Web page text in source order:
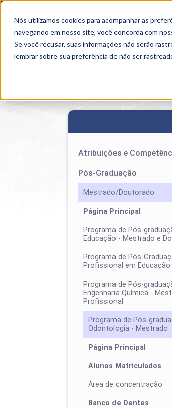
Nós utilizamos cookies para acompanhar as
navegando em nosso site, você concorda com
Se você recusar, suas informações não serão
lembrar sobre sua preferência de não ser
SEMIPRESENCIAL
Atribuições e
Pós-Graduação
Mestrado/Doutorado
Página Principal
Programa de Pós-
Educação - Mestrado e
Programa de Pós-
Profissional em Educação
Programa de Pós-
Engenharia Química -
Profissional
Programa de Pós-
Odontologia - Mestrado
Página Principal
Alunos Matriculados
Área de concentração
Banco de Dentes